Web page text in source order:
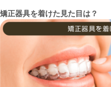
矯正器具を着けた見た目は？